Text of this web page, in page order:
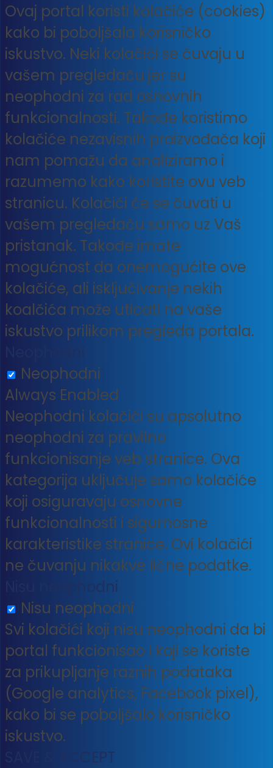
Ovaj portal koristi kolačiće (cookies)
kako bi poboljšala korisničko
iskustvo. Neki kolačići se čuvaju u
vašem pregledaču jer su
neophodni za rad osnovnih
funkcionalnosti. Takođe koristimo
kolačiće nezavisnih proizvođača koji
nam pomažu da analiziramo i
razumemo kako koristite ovu veb
stranicu. Kolačići će se čuvati u
vašem pregledaču samo uz Vaš
pristanak. Takođe imate
mogućnost da onemogućite ove
kolačiće, ali isključivanje nekih
koalčića može uticati na vaše
iskustvo prilikom pregleda portala.
Neophodni
Always Enabled
Neophodni kolačići su apsolutno
neophodni za pravilno
funkcionisanje veb stranice. Ova
kategorija uključuje samo kolačiće
koji osiguravaju osnovne
funkcionalnosti i sigurnosne
karakteristike stranice. Ovi kolačići
ne čuvanju nikakve lične podatke.
Nisu neophodni
Nisu neophodni
Svi kolačići koji nisu neophodni da bi
portal funkcionisao i koji se koriste
za prikupljanje raznih podataka
(Google analytics, Facebook pixel),
kako bi se poboljšalo korisničko
iskustvo.
SAVE & ACCEPT